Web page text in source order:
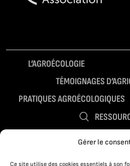
Gérer le
Ce site utilise des cookies essentiels à son
L’AGROÉCOLOGIE
TÉMOIGNAGES
PRATIQUES AGROÉCOLOGIQUES